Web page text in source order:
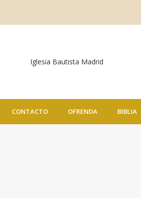
CONTACTO OFRENDA BIBLIA